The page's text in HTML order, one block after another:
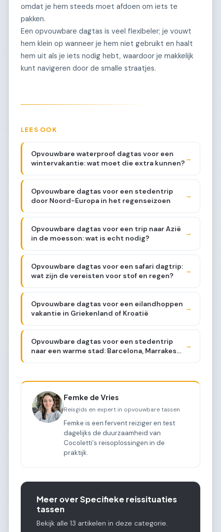
omdat je hem steeds moet afdoen om iets te
pakken.
Een opvouwbare dagtas is veel flexibeler; je vouwt
hem klein op wanneer je hem niet gebruikt en haalt
hem uit als je iets nodig hebt, waardoor je makkelijk
kunt navigeren door de smalle straatjes.
LEES OOK
Opvouwbare waterproof dagtas voor een
wintervakantie: wat moet die extra kunnen?
→
Opvouwbare dagtas voor een stedentrip
door Noord-Europa in het regenseizoen
→
Opvouwbare dagtas voor een trip naar Azië
in de moesson: wat is echt nodig?
→
Opvouwbare dagtas voor een safari dagtrip:
wat zijn de vereisten voor stof en regen?
→
Opvouwbare dagtas voor een eilandhoppen
vakantie in Griekenland of Kroatië
→
Opvouwbare dagtas voor een stedentrip
naar een warme stad: Barcelona, Marrakesh,
→
Femke de Vries
Reisgids en expert in opvouwbare tassen
Femke is een fervent reiziger en test
dagelijks de duurzaamheid van
Cocoletti's reisoplossingen in de
praktijk.
Meer over Specifieke reissituaties
tassen
Bekijk alle 13 artikelen in deze categorie.